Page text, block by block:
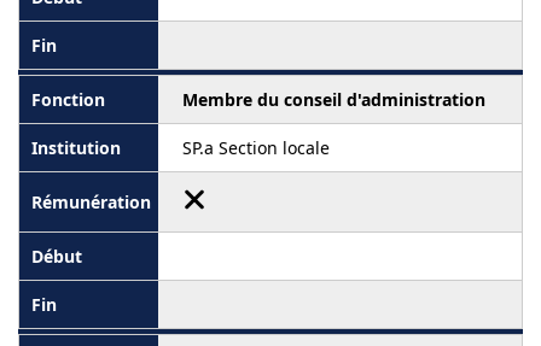
Membre du conseil d'administration
SP.a Section locale